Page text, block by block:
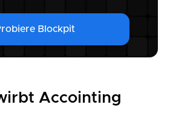
Blockpit
Accointing